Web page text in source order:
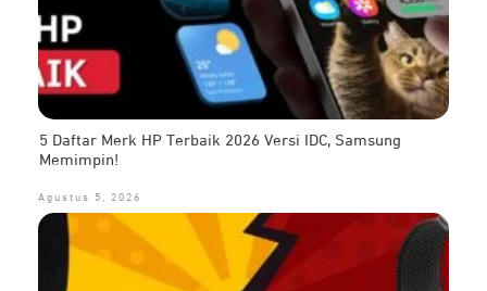
5 Daftar Merk HP Terbaik 2026 Versi IDC, Samsung
Memimpin!
Agustus 5, 2026